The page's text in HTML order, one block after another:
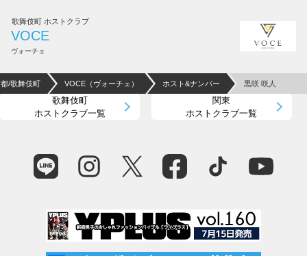
歌舞伎町 ホストクラブ
VOCE
ヴォーチェ
/歌舞伎町 VOCE（ヴォーチェ） ホスト&ナンバー 黒咲 咲人
歌舞伎町
ホストクラブ一覧
関東
ホストクラブ一覧